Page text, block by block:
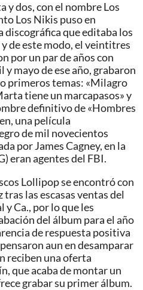
y dos, con el nombre Los
Los Nikis puso en
discográfica que editaba los
de este modo, el veintitres
por un par de años con
mayo de ese año, grabaron
primeros temas: «Milagro
tiene un marcapasos» y
definitivo de «Hombres
una película
de mil novecientos
por James Cagney, en la
eran agentes del FBI.
Lollipop se encontró con
las escasas ventas del
Ca., por lo que les
del álbum para el año
de respuesta positiva
aun en desamparar
reciben una oferta
que acaba de montar un
grabar su primer álbum.